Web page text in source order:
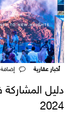
أخبار عقارية
دليل
2024